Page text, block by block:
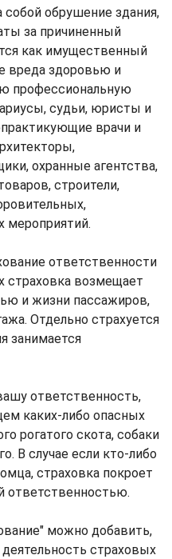
собой обрушение здания,
за причиненный
как имущественный
вреда здоровью и
профессиональную
судьи, юристы и
врачи и
охранные агентства,
строители,
мероприятий.
ответственности
страховка возмещает
и жизни пассажиров,
Отдельно страхуется
занимается
ответственность,
каких-либо опасных
рогатого скота, собаки
В случае если кто-либо
страховка покроет
ответственностью.
можно добавить,
страховых